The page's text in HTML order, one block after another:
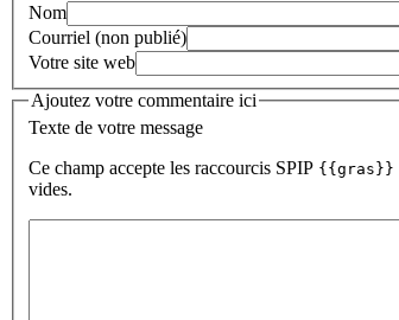
Nom
Courriel (non publié)
Votre site web
Ajoutez votre commentaire ici
Texte de votre message
Ce champ accepte les raccourcis SPIP {{gras}}
vides.